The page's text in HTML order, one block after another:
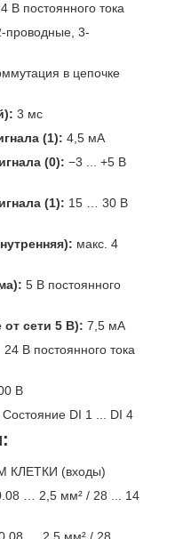
В постоянного тока
проводные, 3-
в цепочке
3 мс
(1): 4,5 мА
(0): −3 ... +5 В
(1): 15 … 30 В
макс. 4
5 В постоянного
сети 5 В): 7,5 мА
24 В постоянного тока
В
DI 1 ... DI 4
КЛЕТКИ (входы)
… 2,5 мм² / 28 ... 14